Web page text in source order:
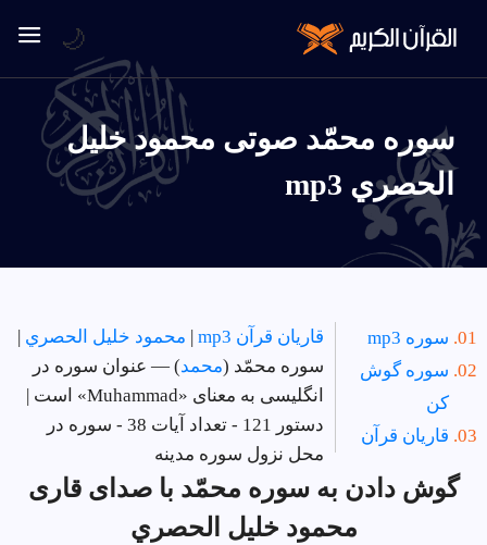
سوره محمّد صوتی محمود خليل
الحصري mp3
سوره mp3
سوره گوش
کن
قاریان قرآن
قاریان قرآن mp3 | محمود خليل الحصري |
سوره محمّد (محمد) — عنوان سوره در
انگلیسی به معنای «Muhammad» است |
دستور 121 - تعداد آیات 38 - سوره در
محل نزول سوره مدینه
گوش دادن به سوره محمّد با صدای قاری
محمود خليل الحصري
🌙